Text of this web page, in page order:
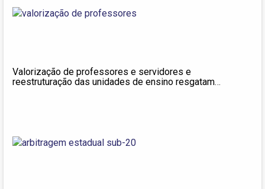
Valorização de professores e servidores e
reestruturação das unidades de ensino resgatam